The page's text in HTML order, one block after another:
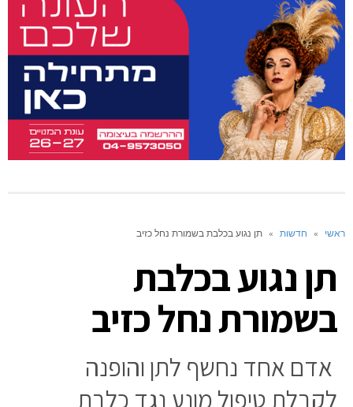
ראשי » חדשות » תן נגוע בכלבת בשמורת נחל כזיב
תן נגוע בכלבת
בשמורת נחל כזיב
אדם אחד נחשף לתן והופנה
לקבלת טיפול מונע נגד כלבת